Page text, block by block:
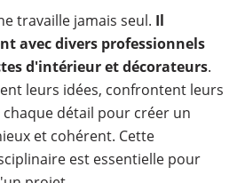
travaille jamais seul. Il
avec divers professionnels
d'intérieur et décorateurs.
leurs idées, confrontent leurs
détail pour créer un
et cohérent. Cette
est essentielle pour